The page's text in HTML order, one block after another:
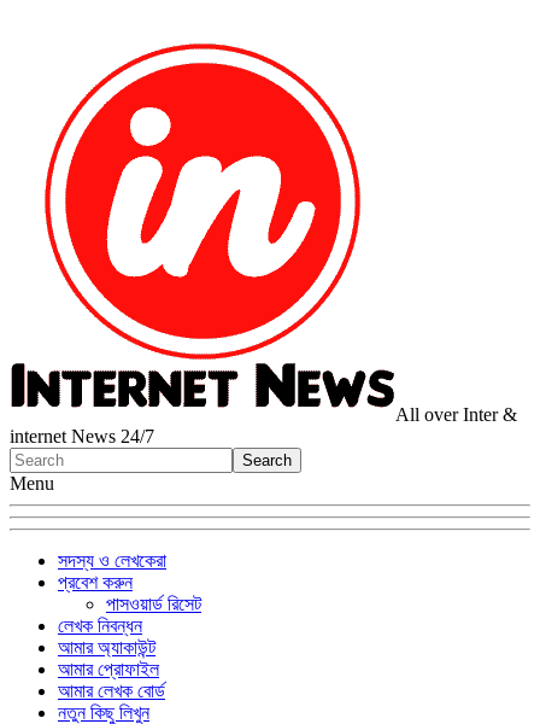
All over Inter &
internet News 24/7
Menu
সদস্য ও লেখকেরা
প্রবেশ করুন
পাসওয়ার্ড রিসেট
লেখক নিবন্ধন
আমার অ্যাকাউন্ট
আমার প্রোফাইল
আমার লেখক বোর্ড
নতুন কিছু লিখুন